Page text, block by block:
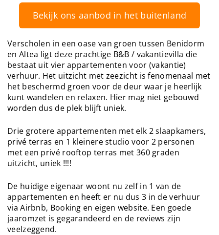
Bekijk ons aanbod in het buitenland
Verscholen in een oase van groen tussen Benidorm
en Altea ligt deze prachtige B&B / vakantievilla die
bestaat uit vier appartementen voor (vakantie)
verhuur. Het uitzicht met zeezicht is fenomenaal met
het beschermd groen voor de deur waar je heerlijk
kunt wandelen en relaxen. Hier mag niet gebouwd
worden dus de plek blijft uniek.
Drie grotere appartementen met elk 2 slaapkamers,
privé terras en 1 kleinere studio voor 2 personen
met een privé rooftop terras met 360 graden
uitzicht, uniek !!!!
De huidige eigenaar woont nu zelf in 1 van de
appartementen en heeft er nu dus 3 in de verhuur
via Airbnb, Booking en eigen website. Een goede
jaaromzet is gegarandeerd en de reviews zijn
veelzeggend.